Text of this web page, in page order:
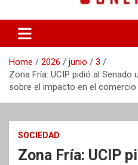
7600 online
nacional e internacional,
Home 2026 junio
3
Zona Fría: UCIP pidió al
sobre el impacto en el
SOCIEDAD
Zona Fría: UCIP